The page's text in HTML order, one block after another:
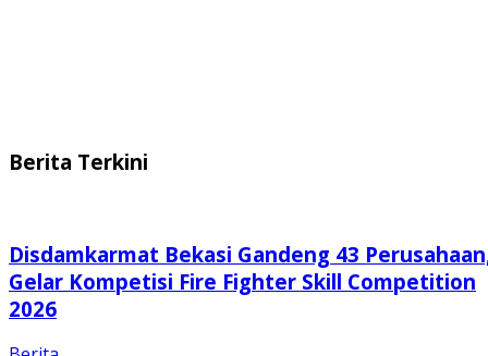
Berita Terkini
Disdamkarmat Bekasi Gandeng 43
Gelar Kompetisi Fire Fighter Skill Competition
2026